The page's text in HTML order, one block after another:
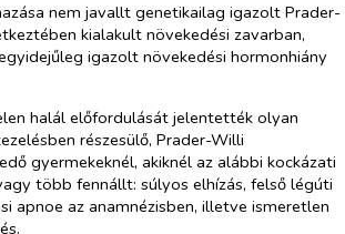
nem javallt genetikailag igazolt Prader-
kialakult növekedési zavarban,
igazolt növekedési hormonhiány
halál előfordulását jelentették olyan
részesülő, Prader-Willi
gyermekeknél, akiknél az alábbi kockázati
több fennállt: súlyos elhízás, felső légúti
apnoe az anamnézisben, illetve ismeretlen